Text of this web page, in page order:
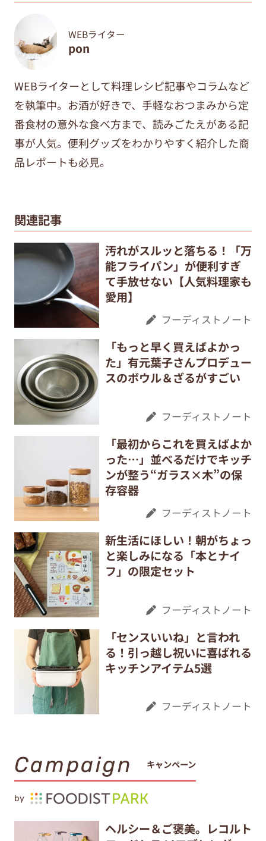
WEBライター
pon
WEBライターとして料理レシピ記事やコラムなど
を執筆中。 お酒が好きで、手軽なおつまみから定
番食材の意外な食べ方まで、 読みごたえがある記
事が人気。便利グッズをわかりやすく紹介した商
品レポートも必見。
関連記事
汚れがスルッと落ちる！「万
能フライパン」が便利すぎ
て手放せない【人気料理家も
愛用】
フーディストノート
「もっと早く買えばよかっ
た」有元葉子さんプロデュー
スのボウル＆ざるがすごい
フーディストノート
「最初からこれを買えばよか
った…」並べるだけでキッチ
ンが整う“ガラス×木”の保
存容器
フーディストノート
新生活にほしい！朝がちょっ
と楽しみになる「本とナイ
フ」の限定セット
フーディストノート
「センスいいね」と言われ
る！引っ越し祝いに喜ばれる
キッチンアイテム5選
フーディストノート
Campaign キャンペーン
by
ヘルシー＆ご褒美。レコルト